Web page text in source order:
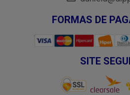
FORMAS DE
SITE